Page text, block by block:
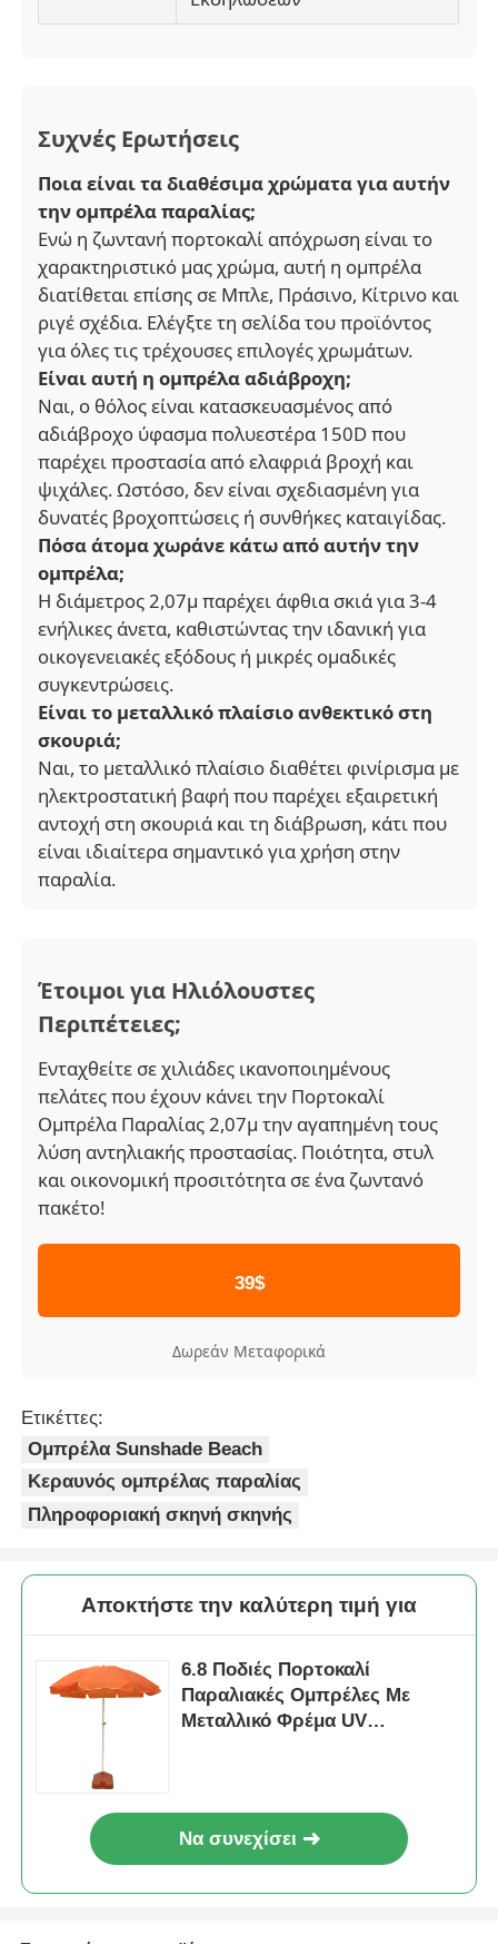
Συχνές Ερωτήσεις
Ποια είναι τα διαθέσιμα χρώματα για αυτήν
την ομπρέλα παραλίας;
Ενώ η ζωντανή πορτοκαλί απόχρωση είναι το
χαρακτηριστικό μας χρώμα, αυτή η ομπρέλα
διατίθεται επίσης σε Μπλε, Πράσινο, Κίτρινο και
ριγέ σχέδια. Ελέγξτε τη σελίδα του προϊόντος
για όλες τις τρέχουσες επιλογές χρωμάτων.
Είναι αυτή η ομπρέλα αδιάβροχη;
Ναι, ο θόλος είναι κατασκευασμένος από
αδιάβροχο ύφασμα πολυεστέρα 150D που
παρέχει προστασία από ελαφριά βροχή και
ψιχάλες. Ωστόσο, δεν είναι σχεδιασμένη για
δυνατές βροχοπτώσεις ή συνθήκες καταιγίδας.
Πόσα άτομα χωράνε κάτω από αυτήν την
ομπρέλα;
Η διάμετρος 2,07μ παρέχει άφθια σκιά για 3-4
ενήλικες άνετα, καθιστώντας την ιδανική για
οικογενειακές εξόδους ή μικρές ομαδικές
συγκεντρώσεις.
Είναι το μεταλλικό πλαίσιο ανθεκτικό στη
σκουριά;
Ναι, το μεταλλικό πλαίσιο διαθέτει φινίρισμα με
ηλεκτροστατική βαφή που παρέχει εξαιρετική
αντοχή στη σκουριά και τη διάβρωση, κάτι που
είναι ιδιαίτερα σημαντικό για χρήση στην
παραλία.
Έτοιμοι για Ηλιόλουστες
Περιπέτειες;
Ενταχθείτε σε χιλιάδες ικανοποιημένους
πελάτες που έχουν κάνει την Πορτοκαλί
Ομπρέλα Παραλίας 2,07μ την αγαπημένη τους
λύση αντηλιακής προστασίας. Ποιότητα, στυλ
και οικονομική προσιτότητα σε ένα ζωντανό
πακέτο!
39$
Δωρεάν Μεταφορικά
Ετικέττες:
Ομπρέλα Sunshade Beach
Κεραυνός ομπρέλας παραλίας
Πληροφοριακή σκηνή σκηνής
Αποκτήστε την καλύτερη τιμή για
6.8 Ποδιές Πορτοκαλί
Παραλιακές Ομπρέλες Με
Μεταλλικό Φρέμα UV
Να συνεχίσει